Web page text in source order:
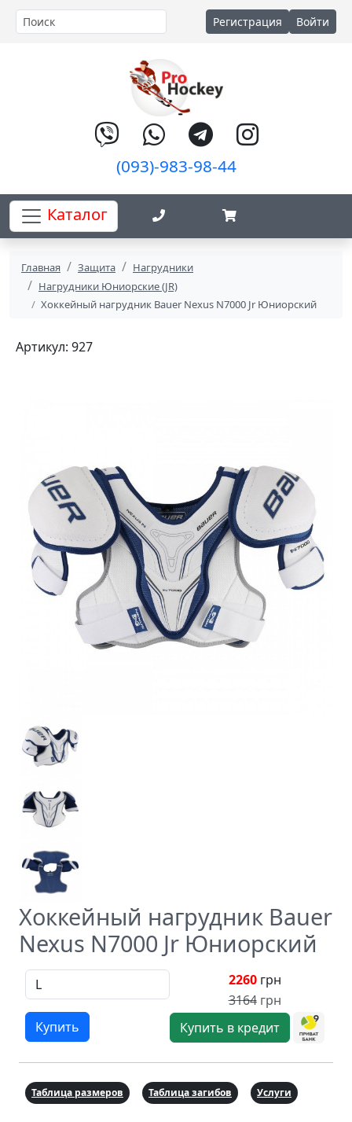
Регистрация Войти
(093)-983-98-44
Каталог
Главная Защита
Нагрудники
Нагрудники Юниорские (JR)
Хоккейный нагрудник Bauer Nexus N7000 Jr Юниорский
Артикул: 927
Хоккейный нагрудник Bauer
Nexus N7000 Jr Юниорский
2260 грн
3164грн
Купить
Купить в кредит
Таблица размеров Таблица загибов Услуги